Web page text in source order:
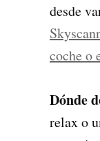
desde
coche o
Dónde
relax o